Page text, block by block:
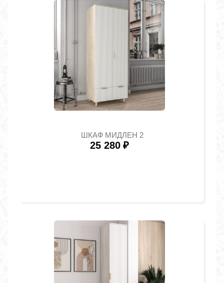
ШКАФ МИДЛЕН 2
25 280 ₽